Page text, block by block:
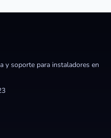
y soporte para instaladores en